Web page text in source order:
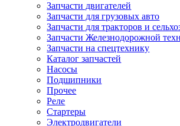
Запчасти двигателей
Запчасти для грузовых авто
Запчасти для тракторов и
Запчасти Железнодорожной
Запчасти на спецтехнику
Каталог запчастей
Насосы
Подшипники
Прочее
Реле
Стартеры
Электродвигатели